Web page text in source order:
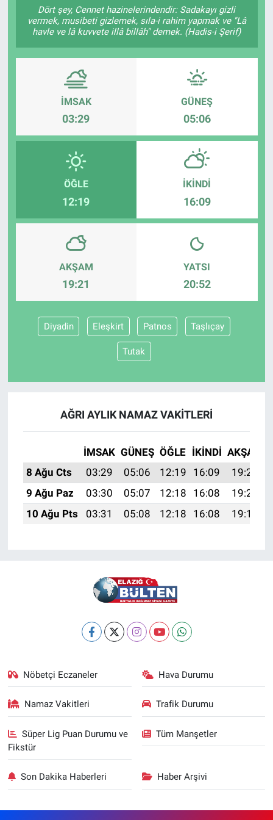
Dört şey, Cennet hazinelerindendir: Sadakayı gizli
vermek, musibeti gizlemek, sıla-i rahim yapmak ve "Lâ
havle ve lâ kuvvete illâ billâh" demek. (Hadis-i Şerif)
İMSAK
03:29
GÜNEŞ
05:06
ÖĞLE
12:19
İKINDI
16:09
AKŞAM
19:21
YATSI
20:52
Diyadin Eleşkirt Patnos Taşlıçay
Tutak
AĞRI AYLIK NAMAZ VAKITLERI
İMSAK GÜNEŞ ÖĞLE İKINDI AKŞAM
8 Ağu Cts
03:29 05:06 12:19 16:09 19:21
9 Ağu Paz
03:30 05:07 12:18 16:08 19:20
10 Ağu Pts
03:31 05:08 12:18 16:08 19:19
Nöbetçi Eczaneler Hava Durumu
Namaz Vakitleri Trafik Durumu
Süper Lig Puan Durumu ve
Fikstür
Tüm Manşetler
Son Dakika Haberleri Haber Arşivi
Sağlıklı Yaşam
Yaşam